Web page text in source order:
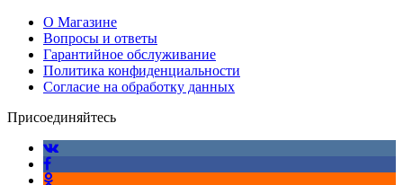
О Магазине
Вопросы и ответы
Гарантийное обслуживание
Политика конфиденциальности
Согласие на обработку данных
Присоединяйтесь